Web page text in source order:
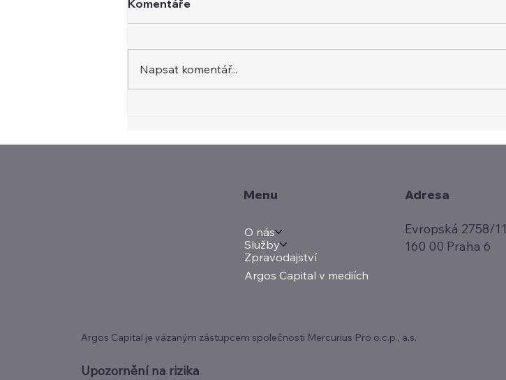
Menu
O nás
Služby
Zpravodajství
Argos Capital v mediích
Adresa
Evropská 2758/11
160 00 Praha 6
Argos Capital je vázaným zástupcem společnosti Mercurius Pro o.c.p., a.s.
Upozornění na rizika
Čínou. Pod tlakem je i
Komentáře
Napsat komentář...